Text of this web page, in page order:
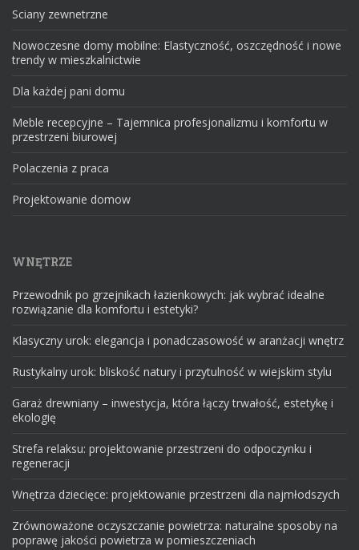
Sciany zewnetrzne
Nowoczesne domy mobilne: Elastyczność, oszczędność i nowe
trendy w mieszkalnictwie
Dla każdej pani domu
Meble recepcyjne – Tajemnica profesjonalizmu i komfortu w
przestrzeni biurowej
Polaczenia z praca
Projektowanie domow
WNĘTRZE
Przewodnik po grzejnikach łazienkowych: jak wybrać idealne
rozwiązanie dla komfortu i estetyki?
Klasyczny urok: elegancja i ponadczasowość w aranżacji wnętrz
Rustykalny urok: bliskość natury i przytulność w wiejskim stylu
Garaż drewniany – inwestycja, która łączy trwałość, estetykę i
ekologię
Strefa relaksu: projektowanie przestrzeni do odpoczynku i
regeneracji
Wnętrza dziecięce: projektowanie przestrzeni dla najmłodszych
Zrównoważone oczyszczanie powietrza: naturalne sposoby na
poprawę jakości powietrza w pomieszczeniach